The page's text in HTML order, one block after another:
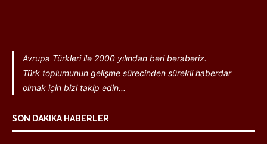
Avrupa Türkleri ile 2000 yılından beri beraberiz.
Türk toplumunun gelişme sürecinden sürekli haberdar
olmak için bizi takip edin...
SON DAKIKA HABERLER